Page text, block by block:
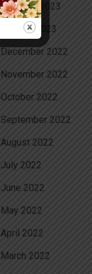
February 2023
January 2023
December 2022
November 2022
October 2022
September 2022
August 2022
July 2022
June 2022
May 2022
April 2022
March 2022